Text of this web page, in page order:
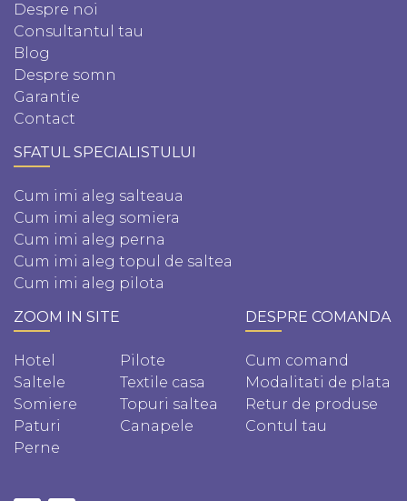
Despre noi
Consultantul tau
Blog
Despre somn
Garantie
Contact
SFATUL SPECIALISTULUI
Cum imi aleg salteaua
Cum imi aleg somiera
Cum imi aleg perna
Cum imi aleg topul de saltea
Cum imi aleg pilota
ZOOM IN SITE
Hotel
Saltele
Somiere
Paturi
Perne
Pilote
Textile casa
Topuri saltea
Canapele
DESPRE COMANDA
Cum comand
Modalitati de plata
Retur de produse
Contul tau